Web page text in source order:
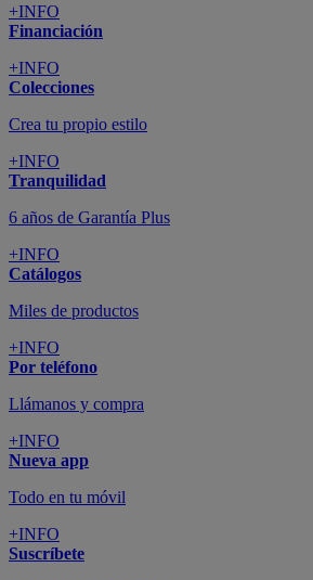
+INFO
Financiación
+INFO
Colecciones
Crea tu propio estilo
+INFO
Tranquilidad
6 años de Garantía Plus
+INFO
Catálogos
Miles de productos
+INFO
Por teléfono
Llámanos y compra
+INFO
Nueva app
Todo en tu móvil
+INFO
Suscríbete